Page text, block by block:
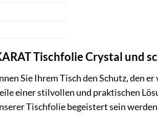
Tischfolie Crystal und
Sie Ihrem Tisch den Schutz, den
einer stilvollen und praktischen
Tischfolie begeistert sein